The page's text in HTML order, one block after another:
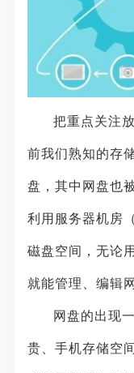
把重点关注
前我们熟知的存
盘，其中网盘也
利用服务器机房
磁盘空间，无论
就能管理、编辑
网盘的出现
贵、手机存储空